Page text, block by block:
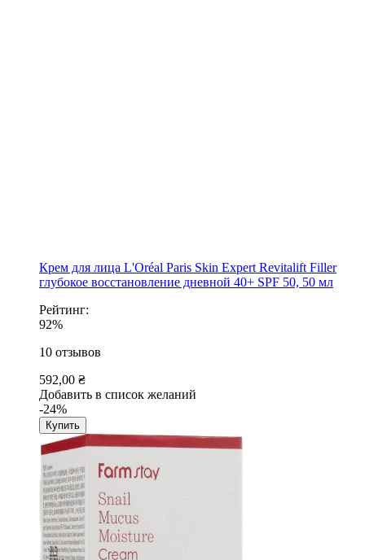
Крем для лица L'Oréal Paris Skin Expert Revitalift Filler
глубокое восстановление дневной 40+ SPF 50, 50 мл
Рейтинг:
92%
10 отзывов
592,00 ₴
Добавить в список желаний
-24%
Купить